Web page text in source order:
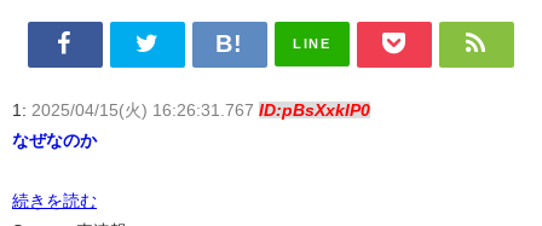
LINE
1: 2025/04/15(火) 16:26:31.767 ID:pBsXxkIP0
なぜなのか
続きを読む